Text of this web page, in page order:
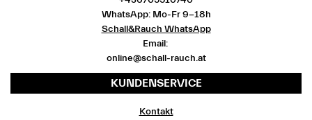
WhatsApp: Mo-Fr 9-18h
Schall&Rauch WhatsApp
Email:
online@schall-rauch.at
KUNDENSERVICE
Kontakt